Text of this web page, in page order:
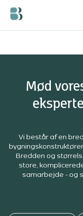
Mød
Vi består af en
Bredden og
store,
samarbejde - og